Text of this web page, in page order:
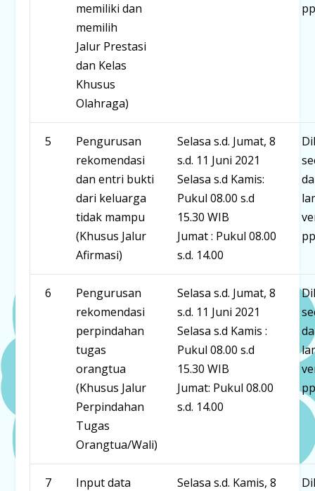
memiliki dan
memilih
Jalur Prestasi
dan Kelas
Khusus
Olahraga)
5
Pengurusan
rekomendasi
dan entri bukti
dari keluarga
tidak mampu
(Khusus Jalur
Afirmasi)
Selasa s.d. Jumat, 8
s.d. 11 Juni 2021
Selasa s.d Kamis:
Pukul 08.00 s.d
15.30 WIB
Jumat : Pukul 08.00
s.d. 14.00
6
Pengurusan
rekomendasi
perpindahan
tugas
orangtua
(Khusus Jalur
Perpindahan
Tugas
Orangtua/Wali)
Selasa s.d. Jumat, 8
s.d. 11 Juni 2021
Selasa s.d Kamis :
Pukul 08.00 s.d
15.30 WIB
Jumat: Pukul 08.00
s.d. 14.00
7
Input data
Selasa s.d. Kamis, 8